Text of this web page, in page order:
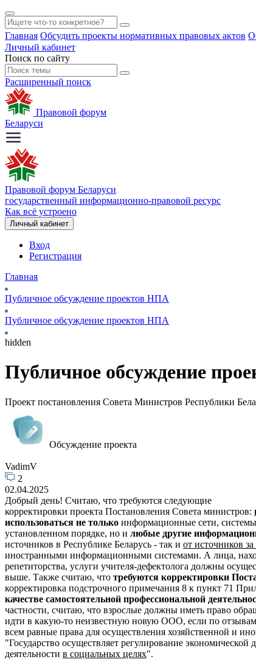
Главная Обсудить проекты нормативных правовых актов
Личный кабинет
Поиск по сайту
Расширенный поиск
Правовой форум
Беларуси
Правовой форум Беларуси
государственный информационно-правовой ресурс
Как всё устроено
Личный кабинет
Вход
Регистрация
Главная
Публичное обсуждение проектов НПА
Публичное обсуждение проектов НПА
hidden
Публичное обсуждение
Проект постановления Совета Министров Республики
Обсуждение проекта
VadimV
2
02.04.2025
Добрый день! Считаю, что требуются следующие
корректировки проекта Постановления Совета министров:
использоваться не только информационные сети, системы
установленном порядке, но и любые другие
источников в Республике Беларусь - так и от источников
иностранными информационными системами. А лица,
репетиторства, услуги учителя-дефектолога должны
выше. Также считаю, что требуются корректировки
корректировка подстрочного примечания 8 к пункт 71
качестве самостоятельной профессиональной
частности, считаю, что взрослые должны иметь право
идти в какую-то неизвестную новую ООО, если по
всем равные права для осуществления хозяйственной и
"Государство осуществляет регулирование экономической
деятельности в социальных целях".